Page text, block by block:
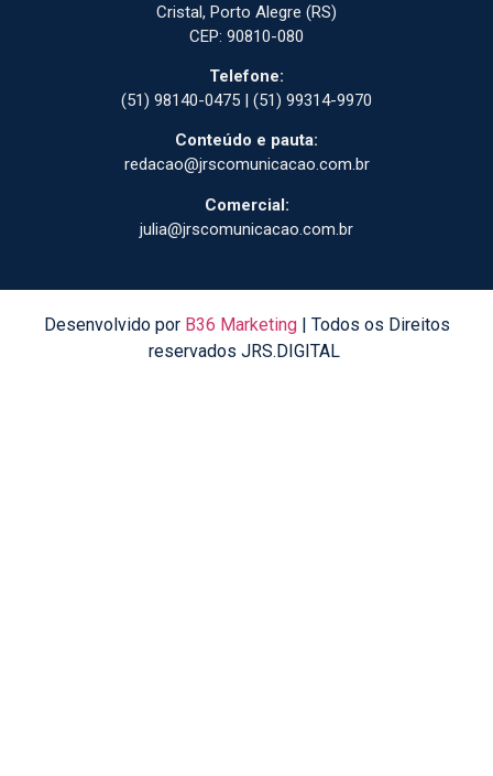
Cristal, Porto Alegre (RS)
CEP: 90810-080
Telefone:
(51) 98140-0475 | (51) 99314-9970
Conteúdo e pauta:
redacao@jrscomunicacao.com.br
Comercial:
julia@jrscomunicacao.com.br
Desenvolvido por B36 Marketing| Todos os Direitos
reservados JRS.DIGITAL